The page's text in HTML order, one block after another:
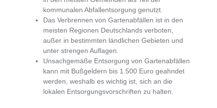
kommunalen Abfallentsorgung genutzt.
Das Verbrennen von Gartenabfällen ist in den
meisten Regionen Deutschlands verboten
außer in bestimmten ländlichen Gebieten und
unter strengen Auflagen.
Unsachgemäße Entsorgung von Gartenabfällen
kann mit Bußgeldern bis 1.500 Euro geahndet
werden , weshalb es wichtig ist, sich an die
lokalen Entsorgungsvorschriften zu halten.